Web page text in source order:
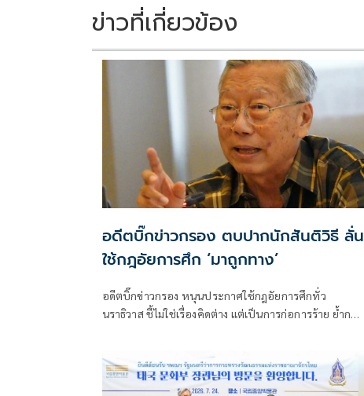
k k
ข่าวที่เกี่ยวข้อง
อดีตบิ๊กข่าวกรอง ตบปากนักสันติวิธี ลั่น
ใช้กฎอัยการศึก ‘มาถูกทาง’
อดีตบิ๊กข่าวกรอง หนุนประกาศใช้กฎอัยการศึกทั่ว
นราธิวาส ชี้ไม่ใช่เรื่องคิดต่าง แต่เป็นการก่อการร้าย ย้ำกฎ